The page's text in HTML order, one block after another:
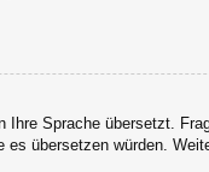
Sprache übersetzt.
übersetzen würden.